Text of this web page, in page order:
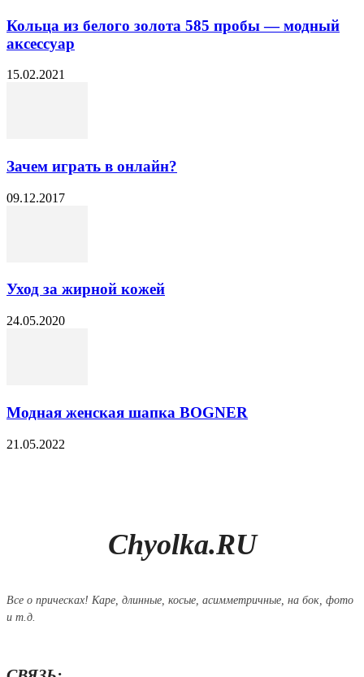
Кольца из белого золота 585 пробы — модный
аксессуар
15.02.2021
Зачем играть в онлайн?
09.12.2017
Уход за жирной кожей
24.05.2020
Модная женская шапка BOGNER
21.05.2022
Chyolka.RU
Все о прическах! Каре, длинные, косые, асимметричные, на бок, фото
и т.д.